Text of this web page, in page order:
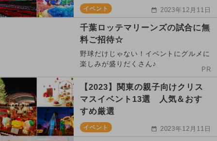
イベント 2023年12月11日
千葉ロッテマリーンズの試合に無
料ご招待☆
野球だけじゃない！イベントにグルメに
楽しみが盛りだくさん♪
PR
【2023】関東の親子向けクリス
マスイベント13選 人気＆おす
すめ厳選
イベント 2023年12月11日